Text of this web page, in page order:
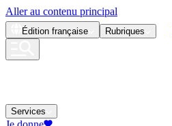
Aller au contenu principal
Édition française Rubriques
Services